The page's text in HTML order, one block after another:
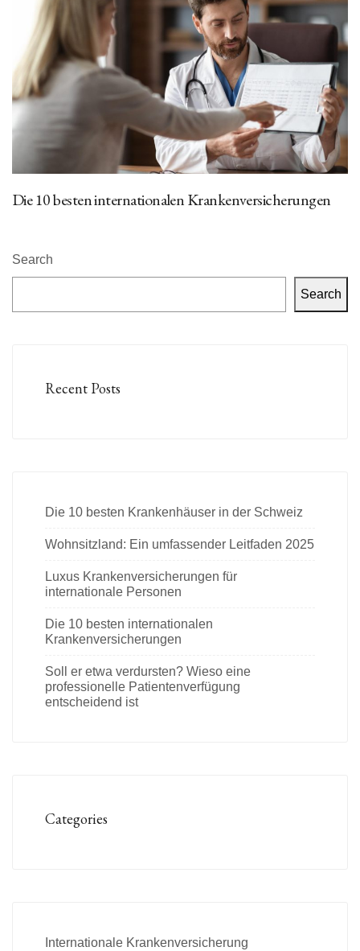
Die 10 besten internationalen Krankenversicherungen
Search
Search
Recent Posts
Die 10 besten Krankenhäuser in der Schweiz
Wohnsitzland: Ein umfassender Leitfaden 2025
Luxus Krankenversicherungen für
internationale Personen
Die 10 besten internationalen
Krankenversicherungen
Soll er etwa verdursten? Wieso eine
professionelle Patientenverfügung
entscheidend ist
Categories
Internationale Krankenversicherung